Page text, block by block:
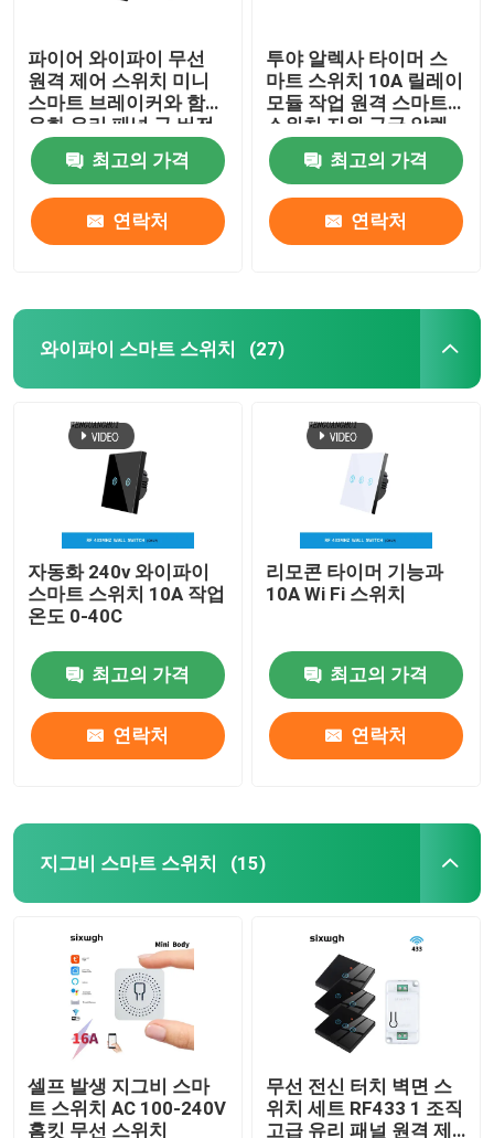
집
제품
우리에 대하여
공장 여행
품질 관리
연락주세요
파이어 와이파이 무선
원격 제어 스위치 미니
스마트 브레이커와 함께
온화 유리 패널 구 버전
회로에 대한 최고의 선
택
최고의 가격
연락처
투야 알렉사 타이머 스
마트 스위치 10A 릴레이
모듈 작업 원격 스마트
스위치 지원 구글 알렉
사 음성 제어 설치가 쉽
습니다 최고의 가격
연락처
와이파이 스마트 스위치 (27)
자동화 240v 와이파이
스마트 스위치 10A 작업
온도 0-40C
최고의 가격
연락처
리모콘 타이머 기능과
10A Wi Fi 스위치
최고의 가격
연락처
지그비 스마트 스위치 (15)
셀프 발생 지그비 스마
트 스위치 AC 100-240V
홈킷 무선 스위치
무선 전신 터치 벽면 스
위치 세트 RF433 1 조직
고급 유리 패널 원격 제